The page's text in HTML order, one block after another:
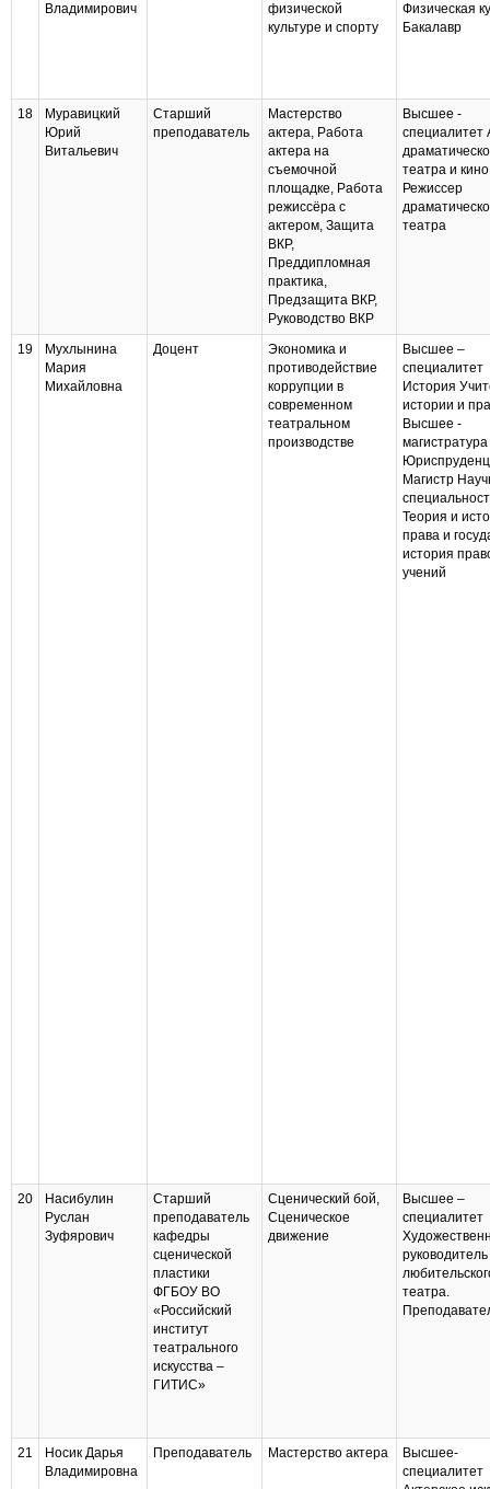
Владимирович
физической
культуре и спорту
Физическая
Бакалавр
18
Муравицкий
Юрий
Витальевич
Старший
преподаватель
Мастерство
актера, Работа
актера на
съемочной
площадке, Работа
режиссёра с
актером, Защита
ВКР,
Преддипломная
практика,
Предзащита ВКР,
Руководство ВКР
Высшее -
специалитет
театра и кино
Режиссер
театра
19
Мухлынина
Мария
Михайловна
Доцент
Экономика и
противодействие
коррупции в
современном
театральном
производстве
Высшее –
специалитет
История
истории и
Высшее -
магистратура
Магистр
Теория и
права и
история
учений
20
Насибулин
Руслан
Зуфярович
Старший
преподаватель
кафедры
сценической
пластики
ФГБОУ ВО
«Российский
институт
театрального
искусства –
ГИТИС»
Сценический бой,
Сценическое
движение
Высшее –
специалитет
руководитель
театра.
21
Носик Дарья
Владимировна
Преподаватель Мастерство актера
Высшее-
специалитет